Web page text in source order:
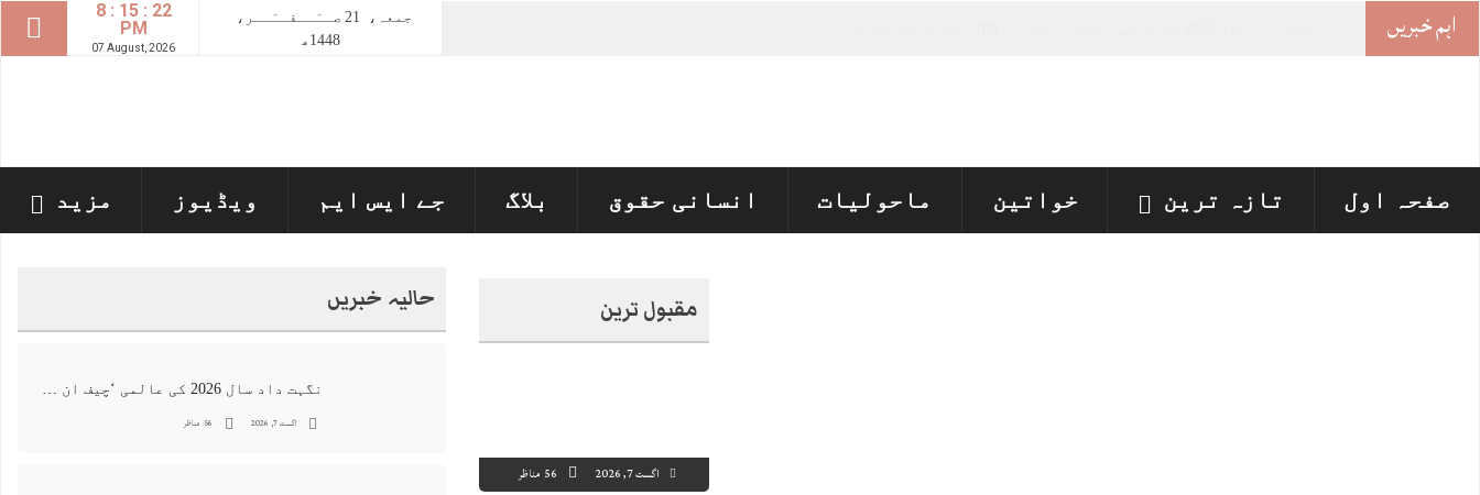
8 : 15 : 23
PM
07 August, 2026
جمعہ، 21 صــَــفــَــر،
1448ھ
اہم خبریں
صفحہ اول تازہ ترین خواتین ماحولیات انسانی حقوق بلاگ جے ایس ایم ویڈیوز مزید
مقبول ترین
اگست 7, 2026 56 مناظر
حالیہ خبریں
نگہت داد سال 2026 کی عالمی ‘چیف ان اے آئی 100’ فہرست میں شامل
اگست 7, 2026 56 مناظر